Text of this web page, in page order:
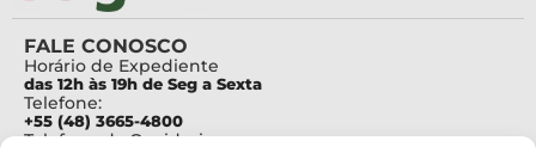
FALE CONOSCO
Horário de Expediente
das 12h às 19h de Seg a Sexta
Telefone:
+55 (48) 3665-4800
Telefone da Ouvidoria